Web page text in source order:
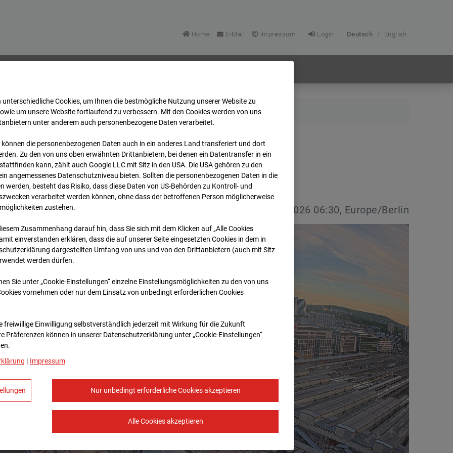
Home E-Mail Impressum Login Deutsch / English
-Cam2 Archiv 2026 05 06 06:30
-Cam2
06.05.2026 06:30, Europe/Berlin
unterschiedliche Cookies, um Ihnen die best­mögliche Nutzung unserer Website zu
um unsere Website fortlaufend zu verbessern. Mit den Cookies werden von uns
unter anderem auch personenbezogene Daten verarbeitet.
können die personenbezogenen Daten auch in ein anderes Land transferiert und dort
Zu den von uns oben erwähnten Drittanbietern, bei denen ein Datentransfer in ein
kann, zählt auch Google LLC mit Sitz in den USA. Die USA gehören zu den
angemessenes Datenschutzniveau bieten. Sollten die personenbezogenen Daten in die
werden, besteht das Risiko, dass diese Daten von US-Behörden zu Kontroll- und
verarbeitet werden können, ohne dass der betroffenen Person möglicherweise
zustehen.
Zusammenhang darauf hin, dass Sie sich mit dem Klicken auf „Alle Cookies
ein­ver­standen erklären, dass die auf unserer Seite eingesetzten Cookies in dem in
dargestellten Umfang von uns und von den Drittanbietern (auch mit Sitz
werden dürfen.
Sie unter „Cookie-Einstellungen“ einzelne Einstellungsmöglichkeiten zu den von uns
vornehmen oder nur dem Einsatz von unbedingt erforderlichen Cookies
freiwillige Einwilligung selbstverständlich jederzeit mit Wirkung für die Zukunft
Prä­fe­renzen können in unserer Datenschutzerklärung unter „Cookie-Einstellungen“
| Impressum
Nur unbedingt erforderliche Cookies akzeptieren
Alle Cookies akzeptieren